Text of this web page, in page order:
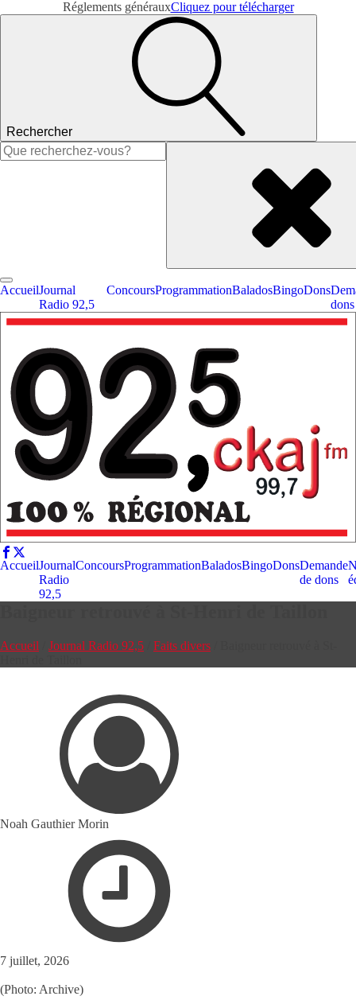
Réglements générauxCliquez pour télécharger
Rechercher
Rechercher :
AccueilJournal
Radio 92,5
ConcoursProgrammationBaladosBingoDons
dons
AccueilJournal
Radio
92,5
ConcoursProgrammationBaladosBingoDonsDemande
de dons
Accueil Journal Radio 92,5 Faits divers
Noah Gauthier Morin
7 juillet, 2026
(Photo: Archive)